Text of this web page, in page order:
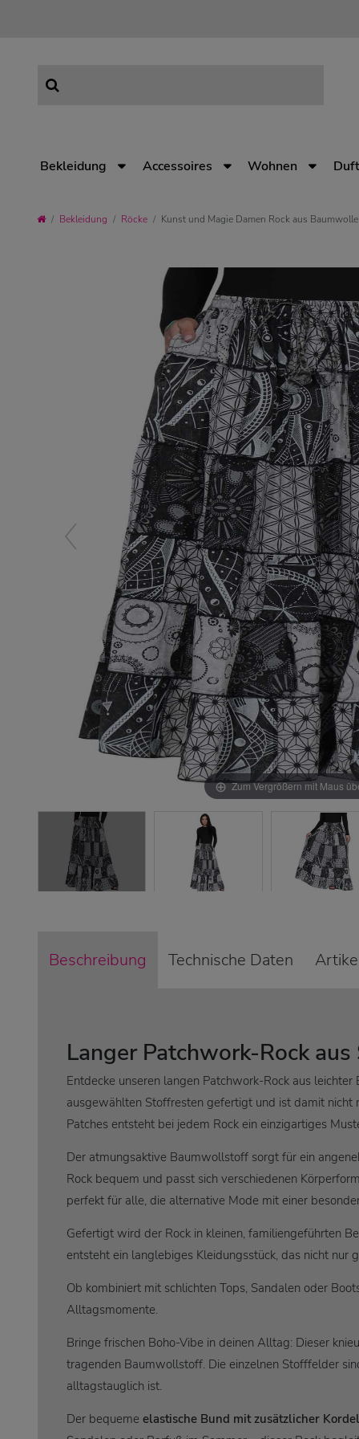
Bekleidung Accessoires Wohnen
Bekleidung Röcke Kunst und Magie Damen Rock aus
Zum Vergrößern mit Maus
Beschreibung Technische Daten
Langer Patchwork-Rock
Entdecke unseren langen Patchwork-Rock aus
ausgewählten Stoffresten gefertigt und ist damit
Patches entsteht bei jedem Rock ein einzigartiges
Der atmungsaktive Baumwollstoff sorgt für ein
Rock bequem und passt sich verschiedenen
perfekt für alle, die alternative Mode mit einer
Gefertigt wird der Rock in kleinen, familiengeführten
entsteht ein langlebiges Kleidungsstück, das nicht
Ob kombiniert mit schlichten Tops, Sandalen oder
Alltagsmomente.
Bringe frischen Boho-Vibe in deinen Alltag: Dieser
tragenden Baumwollstoff. Die einzelnen Stofffelder
alltagstauglich ist.
Der bequeme elastische Bund mit zusätzlicher Kordel